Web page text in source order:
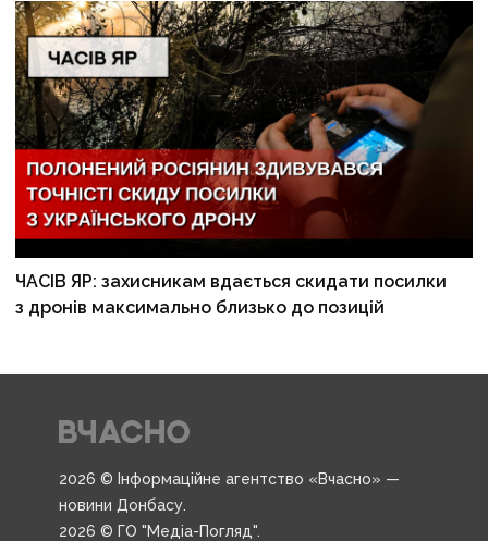
ЧАСІВ ЯР: захисникам вдається скидати посилки
з дронів максимально близько до позицій
2026 © Інформаційне агентство «Вчасно» —
новини Донбасу.
2026 © ГО "Медіа-Погляд".